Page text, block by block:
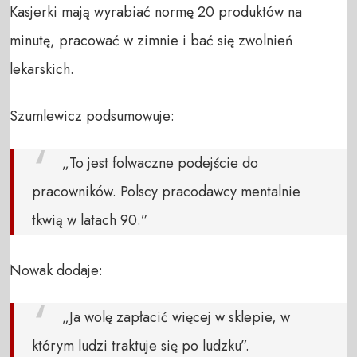
Kasjerki mają wyrabiać normę 20 produktów na
minutę, pracować w zimnie i bać się zwolnień
lekarskich.
Szumlewicz podsumowuje:
„To jest folwaczne podejście do
pracowników. Polscy pracodawcy mentalnie
tkwią w latach 90.”
Nowak dodaje:
„Ja wolę zapłacić więcej w sklepie, w
którym ludzi traktuje się po ludzku”.